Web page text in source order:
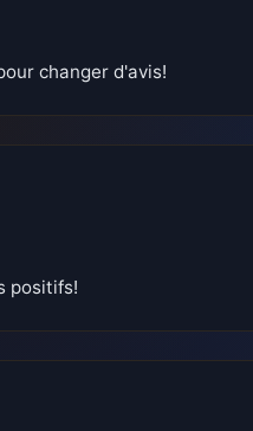
changer d'avis!
positifs!